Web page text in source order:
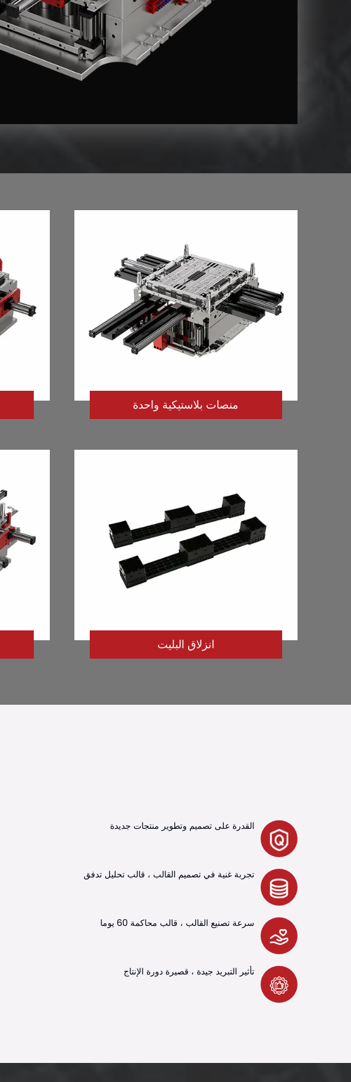
منصات بلاستيكية واحدة
انزلاق البليت
القدرة على تصميم وتطوير منتجات جديدة
تجربة غنية في تصميم القالب ، قالب تحليل تدفق
سرعة تصنيع القالب ، قالب محاكمة 60 يوما
تأثير التبريد جيدة ، قصيرة دورة الإنتاج